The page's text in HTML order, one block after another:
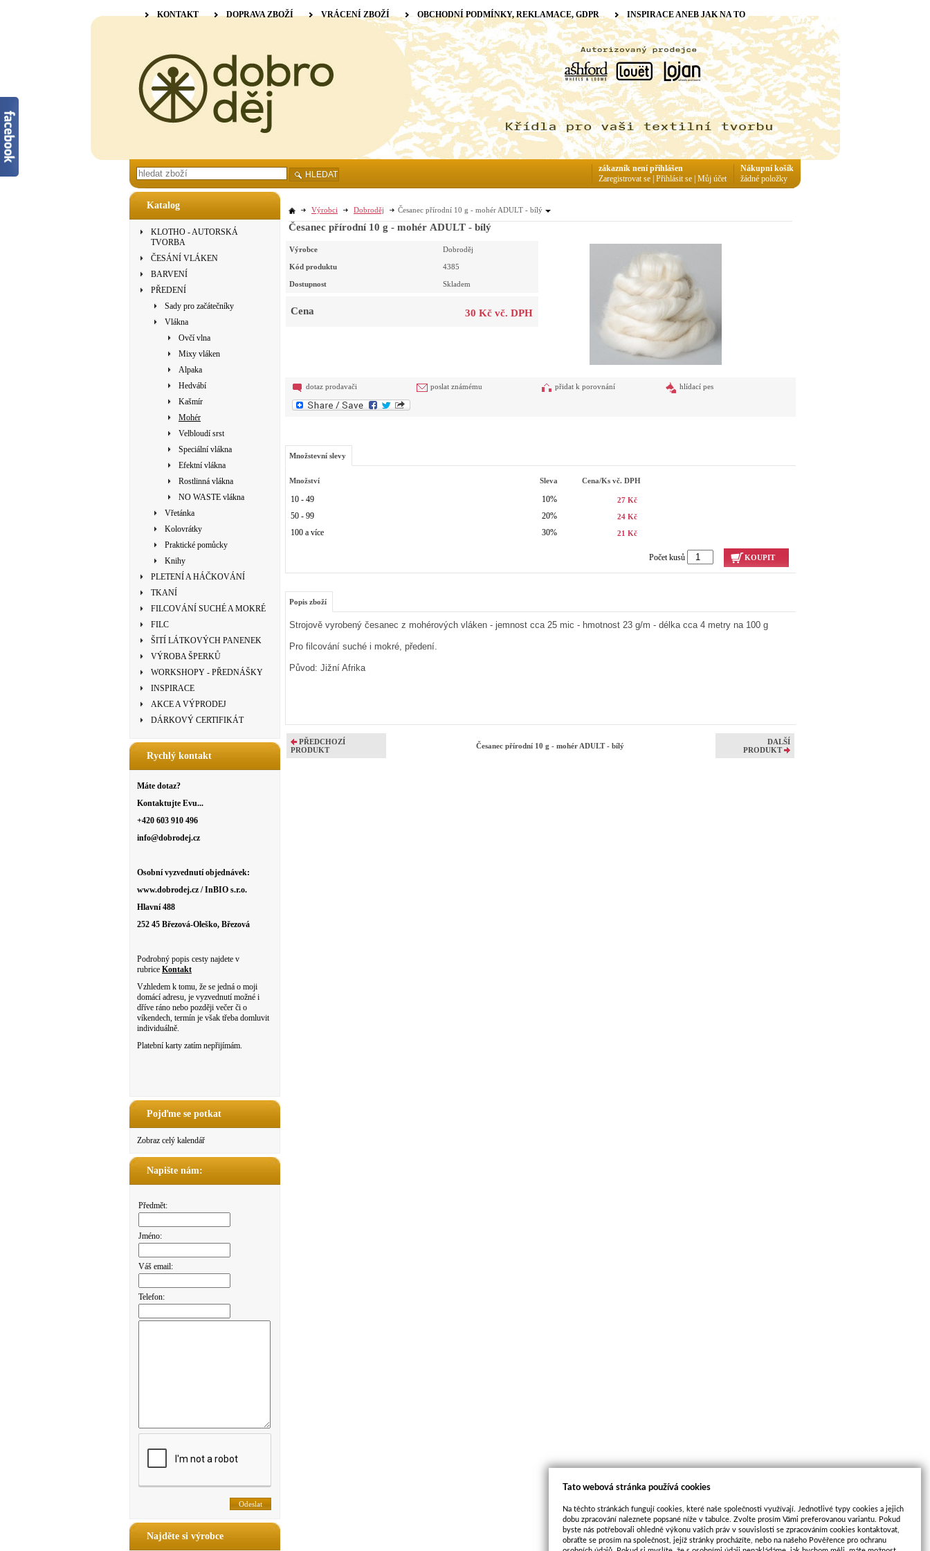
Katalog
KLOTHO - AUTORSKÁ
TVORBA
ČESÁNÍ VLÁKEN
BARVENÍ
PŘEDENÍ
Sady pro začátečníky
Vlákna
Ovčí vlna
Mixy vláken
Alpaka
Hedvábí
Kašmír
Mohér
Velbloudí srst
Speciální vlákna
Efektní vlákna
Rostlinná vlákna
NO WASTE vlákna
Vřetánka
Kolovrátky
Praktické pomůcky
Knihy
PLETENÍ A HÁČKOVÁNÍ
TKANÍ
FILCOVÁNÍ SUCHÉ A MOKRÉ
FILC
ŠITÍ LÁTKOVÝCH PANENEK
VÝROBA ŠPERKŮ
WORKSHOPY - PŘEDNÁŠKY
INSPIRACE
AKCE A VÝPRODEJ
DÁRKOVÝ CERTIFIKÁT
Rychlý kontakt
Máte dotaz?
Kontaktujte Evu...
+420 603 910 496
info@dobrodej.cz
Osobní vyzvednutí objednávek:
www.dobrodej.cz / InBIO s.r.o.
Hlavní 488
252 45 Březová-Oleško, Březová
Podrobný popis cesty najdete v
rubrice Kontakt
Vzhledem k tomu, že se jedná o moji
domácí adresu, je vyzvednutí možné i
dříve ráno nebo později večer či o
víkendech, termín je však třeba domluvit
individuálně.
Platební karty zatím nepřijímám.
Pojďme se potkat
Zobraz celý kalendář
Napište nám:
Předmět:
Jméno:
Váš email:
Telefon:
Najděte si výrobce
Výrobci Dobroděj Česanec přírodní 10 g - mohér ADULT - bílý
Česanec přírodní 10 g - mohér ADULT - bílý
Výrobce Dobroděj
Kód produktu 4385
Dostupnost Skladem
Cena 30 Kč vč. DPH
dotaz prodavači poslat známému přidat k porovnání hlídací pes
Množstevní slevy
Množství Sleva Cena/ks vč. DPH
10 - 49 10% 27 Kč
50 - 99 20% 24 Kč
100 a více 30% 21 Kč
Počet kusů KOUPIT
Popis zboží
Strojově vyrobený česanec z mohérových vláken - jemnost cca 25 mic - hmotnost 23 g/m - délka cca 4 metry na 100 g
Pro filcování suché i mokré, předení.
Původ: Jižní Afrika
PŘEDCHOZÍ
PRODUKT
Česanec přírodní 10 g - mohér ADULT - bílý
DALŠÍ
PRODUKT
KONTAKT DOPRAVA ZBOŽÍ VRÁCENÍ ZBOŽÍ OBCHODNÍ PODMÍNKY, REKLAMACE, GDPR INSPIRACE ANEB JAK NA TO
HLEDAT
Nákupní košík
žádné položky
zákazník není přihlášen
Zaregistrovat se Přihlásit se Můj účet
Tato webová stránka používá cookies
Na těchto stránkách fungují cookies, které naše společnosti využívají. Jednotlivé typy cookies a jejich
dobu zpracování naleznete popsané níže v tabulce. Zvolte prosím Vámi preferovanou variantu. Pokud
byste nás potřebovali ohledně výkonu vašich práv v souvislosti se zpracováním cookies kontaktovat,
obraťte se prosím na společnost, jejíž stránky procházíte, nebo na našeho Pověřence pro ochranu